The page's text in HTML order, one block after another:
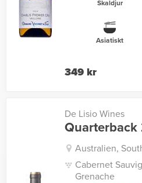
Skaldjur
Asiatiskt
349 kr
De Lisio Wines
Quarterback
Australien,
Cabernet
Grenache